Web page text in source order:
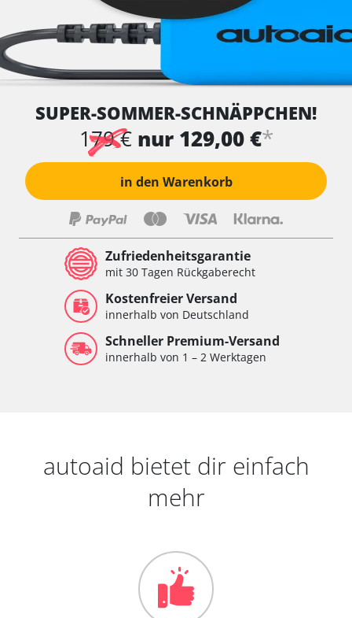
SUPER-SOMMER-SCHNÄPPCHEN!
179 € nur 129,00 €*
in den Warenkorb
Zufriedenheitsgarantie
mit 30 Tagen Rückgaberecht
Kostenfreier Versand
innerhalb von Deutschland
Schneller Premium-Versand
innerhalb von 1 – 2 Werktagen
autoaid bietet dir einfach
mehr